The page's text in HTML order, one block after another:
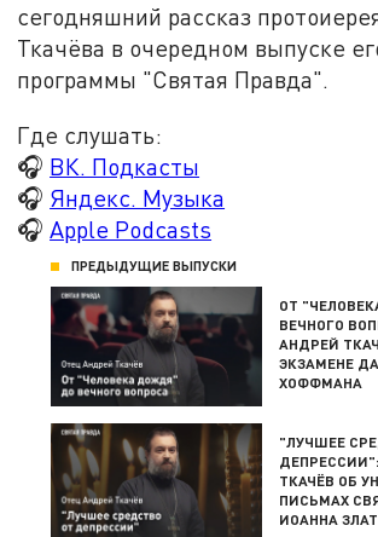
сегодняшний рассказ
Ткачёва в очередном выпуске
программы "Святая Правда".
Где слушать:
🎧 ВК. Подкасты
🎧 Яндекс. Музыка
🎧 Apple Podcasts
ПРЕДЫДУЩИЕ ВЫПУСКИ
ОТ
ВЕЧНОГО
АНДРЕЙ
ЭКЗАМЕНЕ
ХОФФМАНА
"ЛУЧШЕЕ
ТКАЧЁВ ОБ
ПИСЬМАХ
ИОАННА